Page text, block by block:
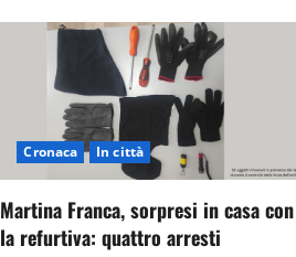
Cronaca In città
Martina Franca, sorpresi in casa con
la refurtiva: quattro arresti